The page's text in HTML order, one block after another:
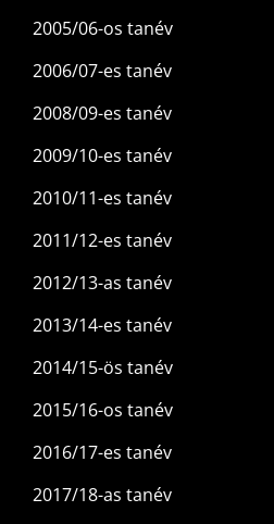
2005/06-os tanév
2006/07-es tanév
2008/09-es tanév
2009/10-es tanév
2010/11-es tanév
2011/12-es tanév
2012/13-as tanév
2013/14-es tanév
2014/15-ös tanév
2015/16-os tanév
2016/17-es tanév
2017/18-as tanév